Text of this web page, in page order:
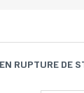
EN RUPTURE DE